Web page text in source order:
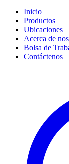
Inicio
Productos
Ubicaciones
Acerca de
Bolsa de
Contáctenos